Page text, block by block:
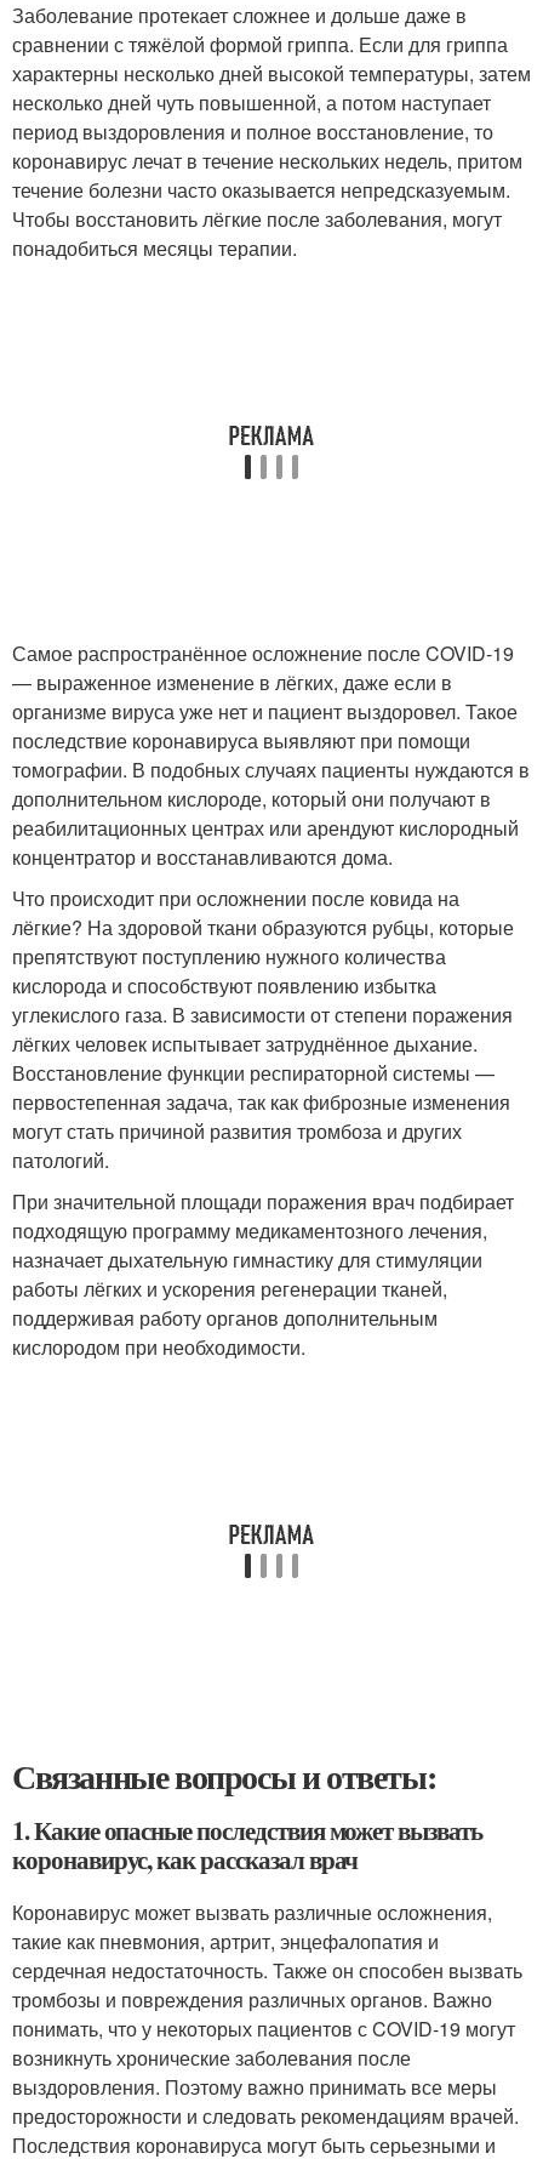
Заболевание протекает сложнее и дольше даже в
сравнении с тяжёлой формой гриппа. Если для гриппа
характерны несколько дней высокой температуры, затем
несколько дней чуть повышенной, а потом наступает
период выздоровления и полное восстановление, то
коронавирус лечат в течение нескольких недель, притом
течение болезни часто оказывается непредсказуемым.
Чтобы восстановить лёгкие после заболевания, могут
понадобиться месяцы терапии.
Самое распространённое осложнение после COVID-19
— выраженное изменение в лёгких, даже если в
организме вируса уже нет и пациент выздоровел. Такое
последствие коронавируса выявляют при помощи
томографии. В подобных случаях пациенты нуждаются в
дополнительном кислороде, который они получают в
реабилитационных центрах или арендуют кислородный
концентратор и восстанавливаются дома.
Что происходит при осложнении после ковида на
лёгкие? На здоровой ткани образуются рубцы, которые
препятствуют поступлению нужного количества
кислорода и способствуют появлению избытка
углекислого газа. В зависимости от степени поражения
лёгких человек испытывает затруднённое дыхание.
Восстановление функции респираторной системы —
первостепенная задача, так как фиброзные изменения
могут стать причиной развития тромбоза и других
патологий.
При значительной площади поражения врач подбирает
подходящую программу медикаментозного лечения,
назначает дыхательную гимнастику для стимуляции
работы лёгких и ускорения регенерации тканей,
поддерживая работу органов дополнительным
кислородом при необходимости.
Связанные вопросы и ответы:
1. Какие опасные последствия может вызвать
коронавирус, как рассказал врач
Коронавирус может вызвать различные осложнения,
такие как пневмония, артрит, энцефалопатия и
сердечная недостаточность. Также он способен вызвать
тромбозы и повреждения различных органов. Важно
понимать, что у некоторых пациентов с COVID-19 могут
возникнуть хронические заболевания после
выздоровления. Поэтому важно принимать все меры
предосторожности и следовать рекомендациям врачей.
Последствия коронавируса могут быть серьезными и